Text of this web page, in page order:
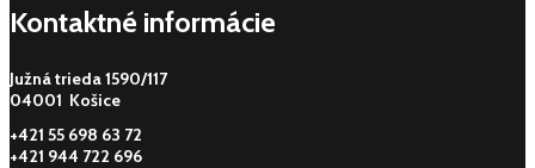
Kontaktné informácie
Južná trieda 1590/117
04001 Košice
+421 55 698 63 72
+421 944 722 696